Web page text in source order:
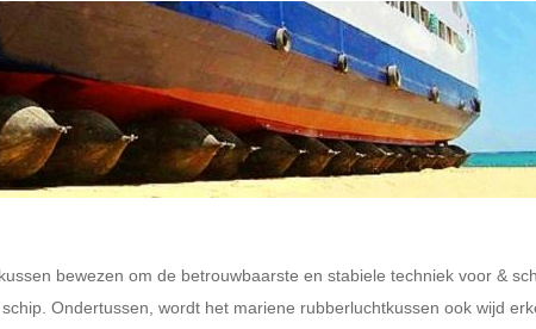
bewezen om de betrouwbaarste en stabiele techniek voor &
Ondertussen, wordt het mariene rubberluchtkussen ook wijd